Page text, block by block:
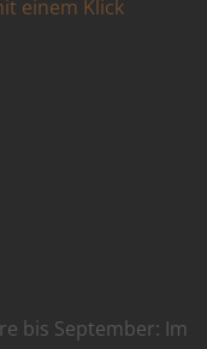
einem Klick
bis September: Im